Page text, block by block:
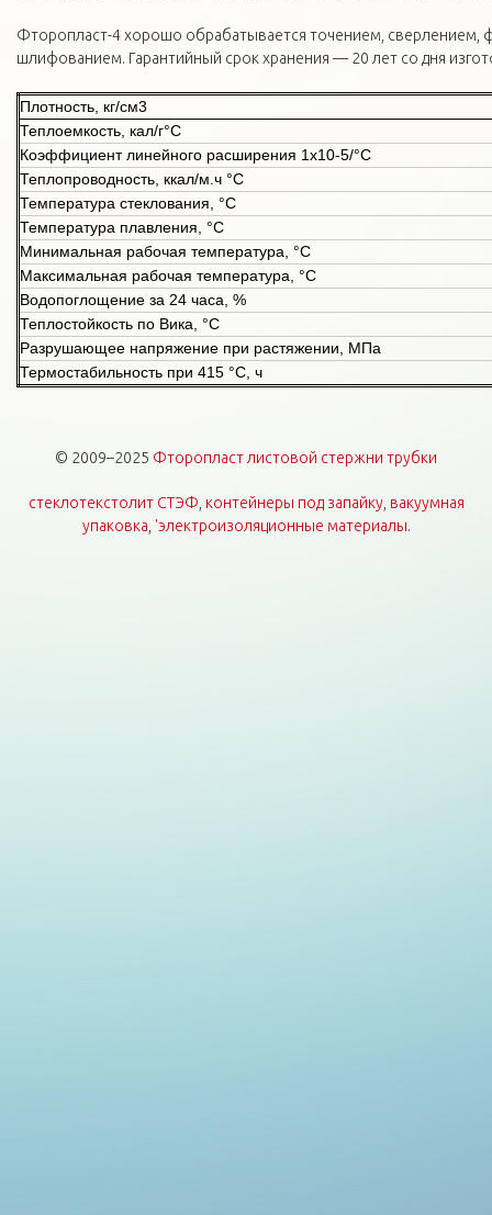
Фторопласт-4 хорошо обрабатывается точением, сверлением,
шлифованием. Гарантийный срок хранения — 20 лет со дня
Плотность, кг/см3
Теплоемкость, кал/г°С
Коэффициент линейного расширения 1х10-5/°С
Теплопроводность, ккал/м.ч °С
Температура стеклования, °С
Температура плавления, °С
Минимальная рабочая температура, °С
Максимальная рабочая температура, °С
Водопоглощение за 24 часа, %
Теплостойкость по Вика, °С
Разрушающее напряжение при растяжении, МПа
Термостабильность при 415 °С, ч
© 2009–2025 Фторопласт листовой стержни трубки
стеклотекстолит СТЭФ, контейнеры под запайку, вакуумная
упаковка, 'электроизоляционные материалы.